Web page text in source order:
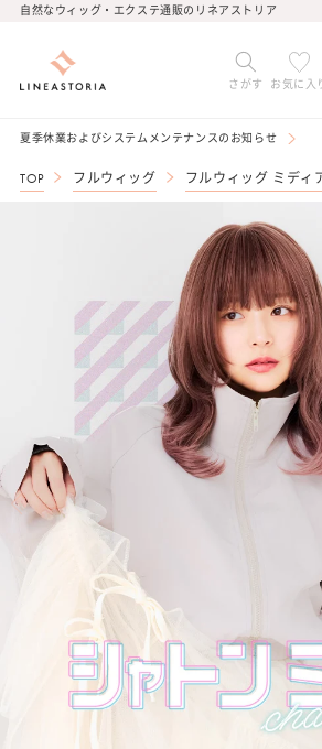
ンツに
自然なウィッグ・エクステ通販のリネアストリア
さがす お気に入
夏季休業およびシステムメンテナンスのお知らせ
TOP フルウィッグ フルウィッグ ミディ